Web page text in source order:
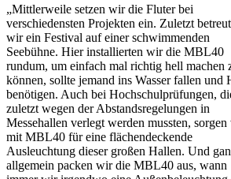
„Mittlerweile setzen wir die Fluter bei
verschiedensten Projekten ein. Zuletzt
wir ein Festival auf einer schwimmenden
Seebühne. Hier installierten wir die MBL40
rundum, um einfach mal richtig hell machen
können, sollte jemand ins Wasser fallen und
benötigen. Auch bei Hochschulprüfungen,
zuletzt wegen der Abstandsregelungen in
Messehallen verlegt werden mussten,
mit MBL40 für eine flächendeckende
Ausleuchtung dieser großen Hallen. Und
allgemein packen wir die MBL40 aus, wann